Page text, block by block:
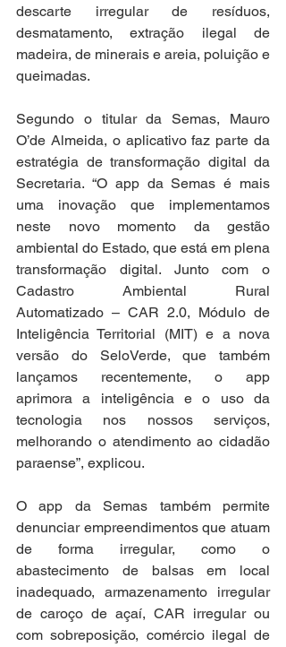
descarte irregular de resíduos,
desmatamento, extração ilegal de
madeira, de minerais e areia, poluição e
queimadas.
Segundo o titular da Semas, Mauro
O’de Almeida, o aplicativo faz parte da
estratégia de transformação digital da
Secretaria. “O app da Semas é mais
uma inovação que implementamos
neste novo momento da gestão
ambiental do Estado, que está em plena
transformação digital. Junto com o
Cadastro Ambiental Rural
Automatizado – CAR 2.0, Módulo de
Inteligência Territorial (MIT) e a nova
versão do SeloVerde, que também
lançamos recentemente, o app
aprimora a inteligência e o uso da
tecnologia nos nossos serviços,
melhorando o atendimento ao cidadão
paraense”, explicou.
O app da Semas também permite
denunciar empreendimentos que atuam
de forma irregular, como o
abastecimento de balsas em local
inadequado, armazenamento irregular
de caroço de açaí, CAR irregular ou
com sobreposição, comércio ilegal de